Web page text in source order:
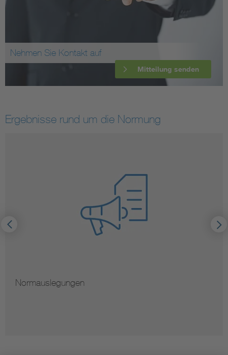
Nehmen Sie Kontakt auf
Mitteilung senden
Ergebnisse rund um die Normung
Normauslegungen